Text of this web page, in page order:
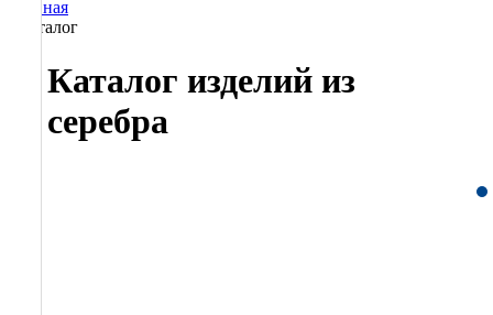
Главная
Каталог
Каталог изделий из
серебра